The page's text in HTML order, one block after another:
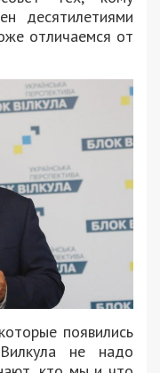
десятилетиями
отличаемся от
появились
не надо